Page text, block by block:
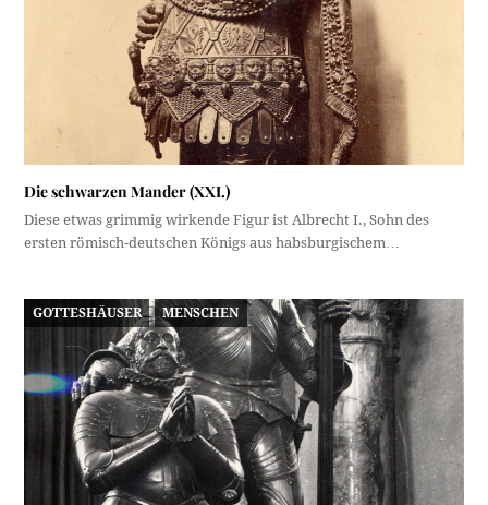
Die schwarzen Mander (XXI.)
Diese etwas grimmig wirkende Figur ist Albrecht I., Sohn des
ersten römisch-deutschen Königs aus habsburgischem…
GOTTESHÄUSER MENSCHEN